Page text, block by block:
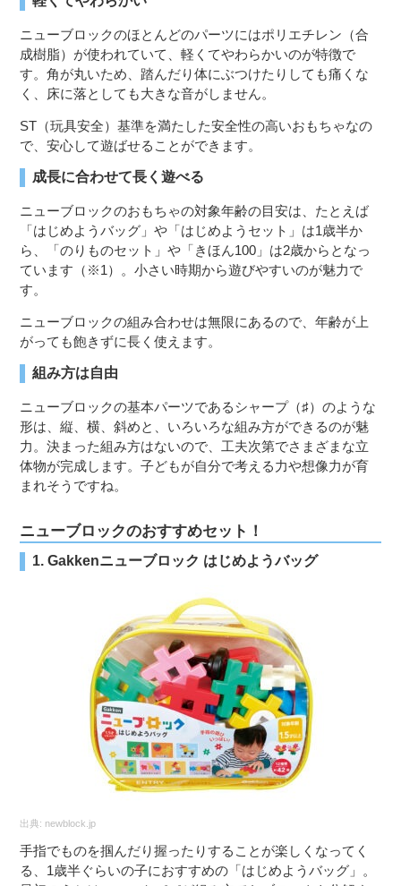
ニューブロックのほとんどのパーツにはポリエチレン（合
成樹脂）が使われていて、軽くてやわらかいのが特徴で
す。角が丸いため、踏んだり体にぶつけたりしても痛くな
く、床に落としても大きな音がしません。
ST（玩具安全）基準を満たした安全性の高いおもちゃなの
で、安心して遊ばせることができます。
成長に合わせて長く遊べる
ニューブロックのおもちゃの対象年齢の目安は、たとえば
「はじめようバッグ」や「はじめようセット」は1歳半か
ら、「のりものセット」や「きほん100」は2歳からとなっ
ています（※1）。小さい時期から遊びやすいのが魅力で
す。
ニューブロックの組み合わせは無限にあるので、年齢が上
がっても飽きずに長く使えます。
組み方は自由
ニューブロックの基本パーツであるシャープ（♯）のような
形は、縦、横、斜めと、いろいろな組み方ができるのが魅
力。決まった組み方はないので、工夫次第でさまざまな立
体物が完成します。子どもが自分で考える力や想像力が育
まれそうですね。
ニューブロックのおすすめセット！
1. Gakkenニューブロック はじめようバッグ
出典: newblock.jp
手指でものを掴んだり握ったりすることが楽しくなってく
る、1歳半ぐらいの子におすすめの「はじめようバッグ」。